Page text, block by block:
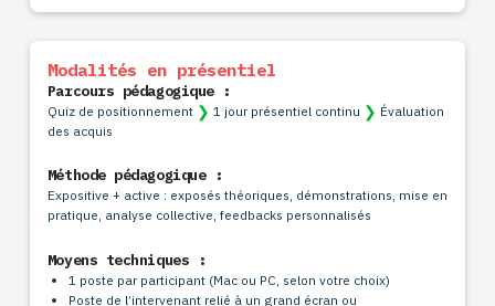
Modalités en présentiel
Parcours pédagogique :
Quiz de positionnement ❯ 1 jour présentiel continu ❯ Évaluation
des acquis
Méthode pédagogique :
Expositive + active : exposés théoriques, démonstrations, mise en
pratique, analyse collective, feedbacks personnalisés
Moyens techniques :
1 poste par participant (Mac ou PC, selon votre choix)
Poste de l’intervenant relié à un grand écran ou